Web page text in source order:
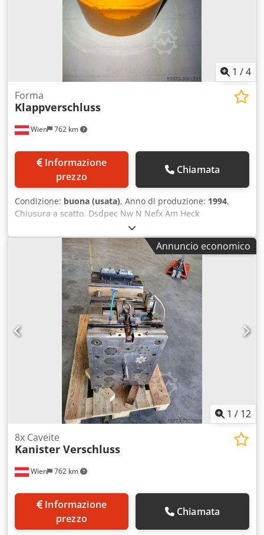
1 /4
Wien 762 km
Forma
Klappverschluss
prezzo
Chiamata
Condizione: buona (usata), Anno di produzione: 1994,
Chiusura a scatto. Dsdpec Nw N Nefx Am Heck
Annuncio economico
1 / 12
Wien 762 km
8x Caveite
Kanister Verschluss
prezzo
Chiamata